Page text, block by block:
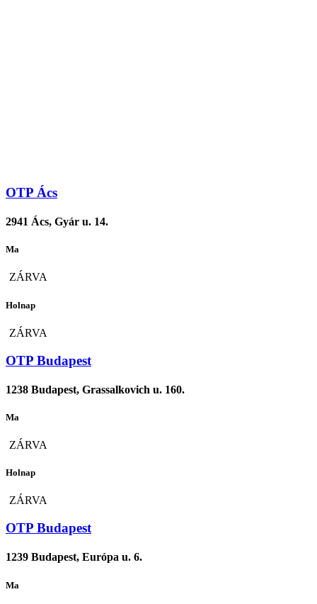
OTP Ács
2941 Ács, Gyár u. 14.
Ma
ZÁRVA
Holnap
ZÁRVA
OTP Budapest
1238 Budapest, Grassalkovich u. 160.
Ma
ZÁRVA
Holnap
ZÁRVA
OTP Budapest
1239 Budapest, Európa u. 6.
Ma